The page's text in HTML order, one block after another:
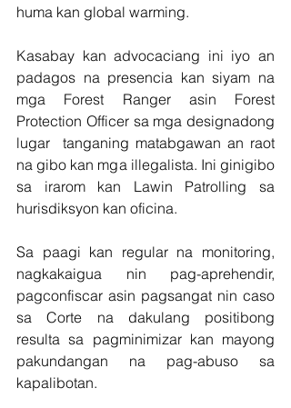
huma kan global warming.
Kasabay kan advocaciang ini iyo an
padagos na presencia kan siyam na
mga Forest Ranger asin Forest
Protection Officer sa mga designadong
lugar  tanganing matabgawan an raot
na gibo kan mga illegalista. Ini ginigibo
sa irarom kan Lawin Patrolling sa
hurisdiksyon kan oficina.
Sa paagi kan regular na monitoring,
nagkakaigua nin pag-aprehendir,
pagconfiscar asin pagsangat nin caso
sa Corte na dakulang positibong
resulta sa pagminimizar kan mayong
pakundangan na pag-abuso sa
kapalibotan.